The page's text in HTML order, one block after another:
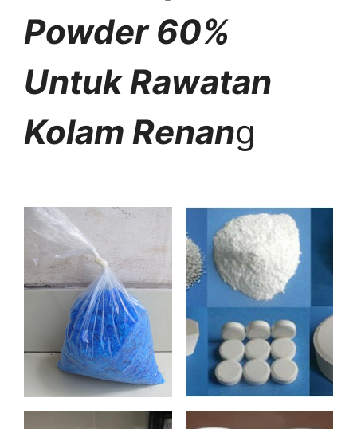
Powder 60%
Untuk Rawatan
Kolam Renang